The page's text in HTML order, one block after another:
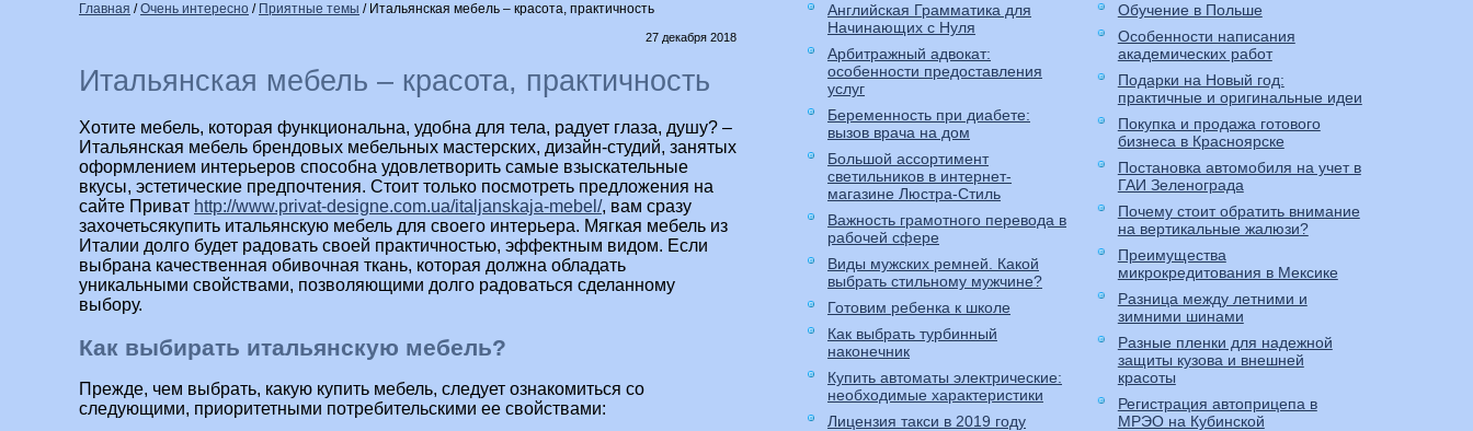
Главная /Очень интересно / Приятные темы / Итальянская мебель – красота, практичность
27 декабря 2018
Итальянская мебель – красота, практичность
Хотите мебель, которая функциональна, удобна для тела, радует глаза, душу? –
Итальянская мебель брендовых мебельных мастерских, дизайн-студий, занятых
оформлением интерьеров способна удовлетворить самые взыскательные
вкусы, эстетические предпочтения. Стоит только посмотреть предложения на
сайте Приват http://www.privat-designe.com.ua/italjanskaja-mebel/, вам сразу
захочетьсякупить итальянскую мебель для своего интерьера. Мягкая мебель из
Италии долго будет радовать своей практичностью, эффектным видом. Если
выбрана качественная обивочная ткань, которая должна обладать
уникальными свойствами, позволяющими долго радоваться сделанному
выбору.
Как выбирать итальянскую мебель?
Прежде, чем выбрать, какую купить мебель, следует ознакомиться со
следующими, приоритетными потребительскими ее свойствами:
Английская Грамматика для
Начинающих с Нуля
Арбитражный адвокат:
особенности предоставления
услуг
Беременность при диабете:
вызов врача на дом
Большой ассортимент
светильников в интернет-
магазине Люстра-Стиль
Важность грамотного перевода в
рабочей сфере
Виды мужских ремней. Какой
выбрать стильному мужчине?
Готовим ребенка к школе
Как выбрать турбинный
наконечник
Купить автоматы электрические:
необходимые характеристики
Лицензия такси в 2019 году
Обучение в Польше
Особенности написания
академических работ
Подарки на Новый год:
практичные и оригинальные идеи
Покупка и продажа готового
бизнеса в Красноярске
Постановка автомобиля на учет в
ГАИ Зеленограда
Почему стоит обратить внимание
на вертикальные жалюзи?
Преимущества
микрокредитования в Мексике
Разница между летними и
зимними шинами
Разные пленки для надежной
защиты кузова и внешней
красоты
Регистрация автоприцепа в
МРЭО на Кубинской